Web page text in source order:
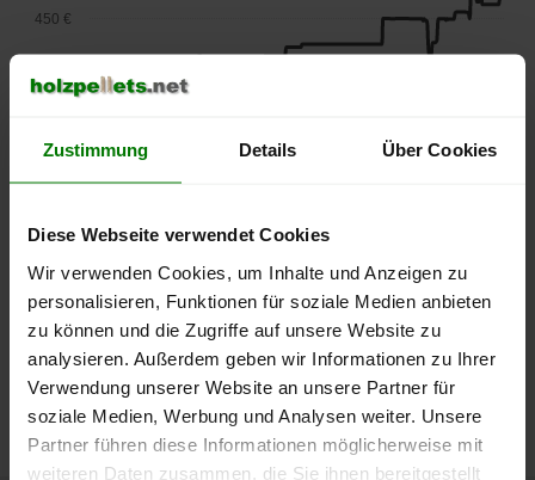
Zustimmung Details Über Cookies
Diese Webseite verwendet Cookies
Wir verwenden Cookies, um Inhalte und Anzeigen zu
personalisieren, Funktionen für soziale Medien anbieten
zu können und die Zugriffe auf unsere Website zu
analysieren. Außerdem geben wir Informationen zu Ihrer
Verwendung unserer Website an unsere Partner für
soziale Medien, Werbung und Analysen weiter. Unsere
Partner führen diese Informationen möglicherweise mit
weiteren Daten zusammen, die Sie ihnen bereitgestellt
lose Ware Sackware
2025
2026
2026
250 €
300 €
400 €
450 €
Die aktuelle Preisentwicklung für Holzpellets in Deutschland
können Sie jederzeit auf unsererPelletspreise -Seite
nachvollziehen.